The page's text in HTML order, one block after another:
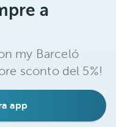
a
my Barceló
sconto del 5%!
app